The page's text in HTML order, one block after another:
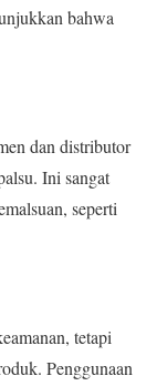
bahwa
dan distributor
Ini sangat
seperti
tetapi
Penggunaan